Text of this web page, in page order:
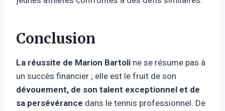
Conclusion
La réussite de Marion Bartoli ne se résume pas à
un succès financier ; elle est le fruit de son
dévouement, de son talent exceptionnel et de
sa persévérance dans le tennis professionnel. De